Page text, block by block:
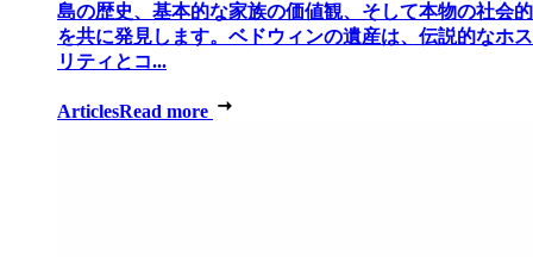
島の歴史、基本的な家族の価値観、そして本物の社会
を共に発見します。ベドウィンの遺産は、伝説的なホ
リティとコ...
ArticlesRead more